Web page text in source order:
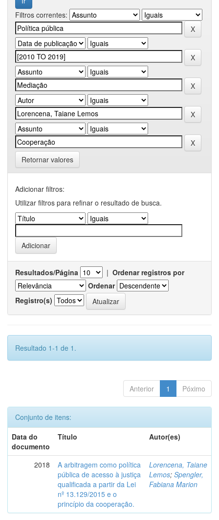
Filtros correntes:
Retornar valores
Adicionar filtros:
Utilizar filtros para refinar o resultado de busca.
Resultados/Página | Ordenar registros por
Ordenar
Registro(s)
Resultado 1-1 de 1.
Anterior 1 Póximo
Conjunto de itens:
Data do
documento
Título Autor(es)
2018
A arbitragem como política
pública de acesso à justiça
qualificada a partir da Lei
nº 13.129/2015 e o
princípio da cooperação.
Lorencena, Taiane
Lemos; Spengler,
Fabiana Marion